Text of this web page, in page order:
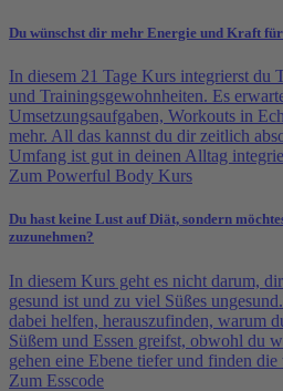
Du wünschst dir mehr Energie und Kraft
In diesem 21 Tage Kurs integrierst du
und Trainingsgewohnheiten. Es
Umsetzungsaufgaben, Workouts in
mehr. All das kannst du dir zeitlich
Umfang ist gut in deinen Alltag
Zum Powerful Body Kurs
Du hast keine Lust auf Diät, sondern
zuzunehmen?
In diesem Kurs geht es nicht darum,
gesund ist und zu viel Süßes
dabei helfen, herauszufinden, warum
Süßem und Essen greifst, obwohl du
gehen eine Ebene tiefer und finden
Zum Esscode